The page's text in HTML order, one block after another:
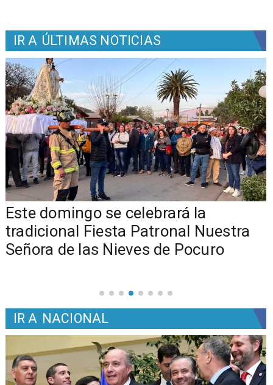
IR A ÚLTIMAS NOTICIAS
Este domingo se celebrará la
tradicional Fiesta Patronal Nuestra
Señora de las Nieves de Pocuro
IR A NACIONAL